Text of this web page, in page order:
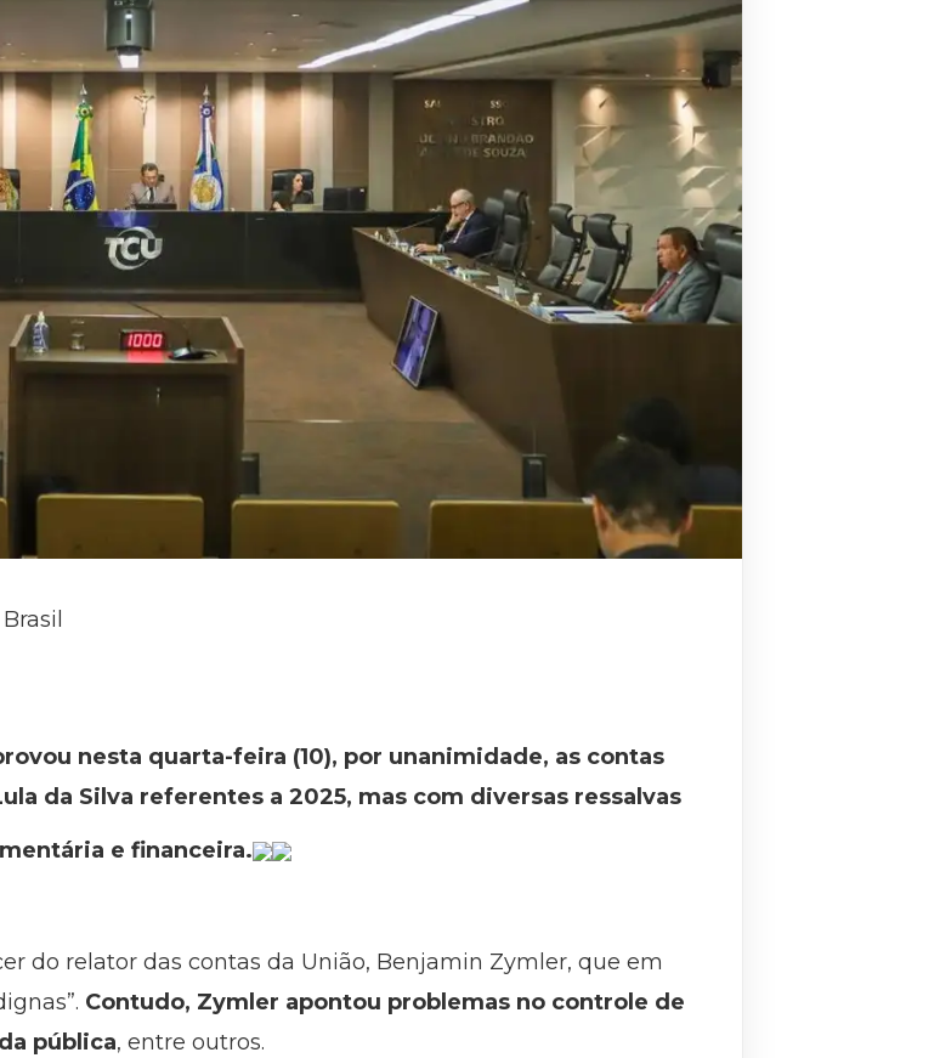
nesta quarta-feira (10), por unanimidade, as contas
da Silva referentes a 2025, mas com diversas ressalvas
e financeira.
do relator das contas da União, Benjamin Zymler, que em
Contudo, Zymler apontou problemas no controle de
pública, entre outros.